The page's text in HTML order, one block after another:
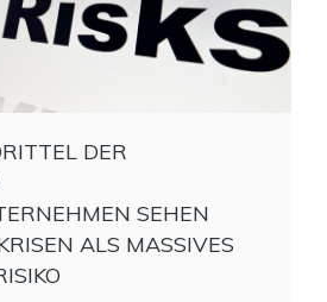
DER
SEHEN
ALS MASSIVES